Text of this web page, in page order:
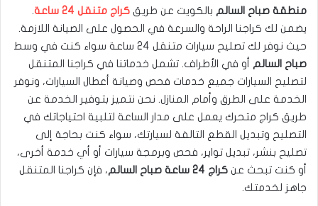
منطقة صباح السالم بالكويت عن طريق كراج متنقل 24 ساعة
.
يضمن لك كراجنا الراحة والسرعة في الحصول على الصيانة اللازمة.
حيث نوفر لك تصليح سيارات متنقل 24 ساعة سواء كنت في وسط
صباح السالم
أو في الأطراف. تشمل خدماتنا في كراجنا المتنقل
لتصليح السيارات جميع خدمات فحص وصيانة أعطال السيارات، ونوفر
الخدمة على الطرق وأمام المنازل. نحن نتميز بتوفير الخدمة عن
طريق كراج متحرك يعمل على مدار الساعة لتلبية احتياجاتك في
التصليح وتبديل القطع التالفة لسيارتك، سواء كنت بحاجة إلى
تصليح بنشر، تبديل تواير، فحص وبرمجة سيارات أو أي خدمة أخرى،
أو كنت تبحث عن كراج 24 ساعة صباح السالم
، فإن كراجنا المتنقل
جاهز لخدمتك.